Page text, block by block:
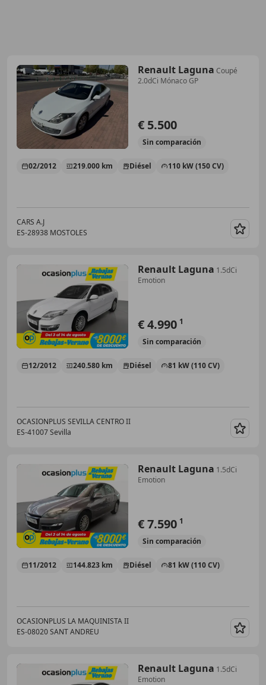
Renault Laguna Coupé
2.0dCi Mónaco GP
€ 5.500
Sin comparación
02/2012 219.000 km Diésel 110 kW (150 CV)
CARS A.J
ES-28938 MOSTOLES
Renault Laguna 1.5dCi
Emotion
€ 4.990 1
Sin comparación
12/2012 240.580 km Diésel 81 kW (110 CV)
OCASIONPLUS SEVILLA CENTRO II
ES-41007 Sevilla
Renault Laguna 1.5dCi
Emotion
€ 7.590 1
Sin comparación
11/2012 144.823 km Diésel 81 kW (110 CV)
OCASIONPLUS LA MAQUINISTA II
ES-08020 SANT ANDREU
Renault Laguna 1.5dCi
Emotion